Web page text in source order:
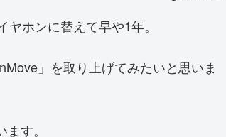
ホンに替えて早や1年。
」を取り上げてみたいと思いま
す。